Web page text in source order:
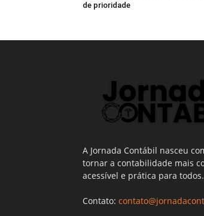
de prioridade
A Jornada Contábil nasceu
tornar a contabilidade mais
acessível e prática para todos.
Contato: